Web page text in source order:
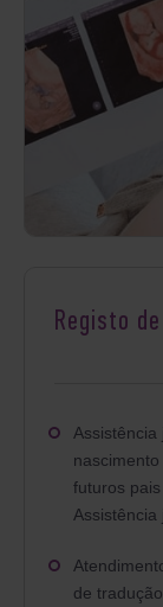
Registo
futuros
de